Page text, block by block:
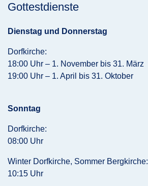
Gottestdienste
Dienstag und Donnerstag
Dorfkirche:
18:00 Uhr – 1. November bis 31. März
19:00 Uhr – 1. April bis 31. Oktober
Sonntag
Dorfkirche:
08:00 Uhr
Winter Dorfkirche, Sommer Bergkirche:
10:15 Uhr